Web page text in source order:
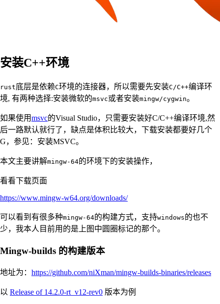
安装C++环境
rust底层是依赖C环境的连接器，所以需要先安装C/C++编译环
境, 有两种选择:安装微软的msvc或者安装mingw/cygwin。
如果使用msvc的Visual Studio，只需要安装好C/C++编译环境,然
后一路默认就行了，缺点是体积比较大，下载安装都要好几个
G，参见：安装MSVC。
本文主要讲解mingw-64的环境下的安装操作，
看看下载页面
https://www.mingw-w64.org/downloads/
可以看到有很多种mingw-64的构建方式，支持windows的也不
少，我本人目前用的是上图中圆圈标记的那个。
Mingw-builds 的构建版本
地址为： https://github.com/niXman/mingw-builds-binaries/releases
以 Release of 14.2.0-rt_v12-rev0 版本为例